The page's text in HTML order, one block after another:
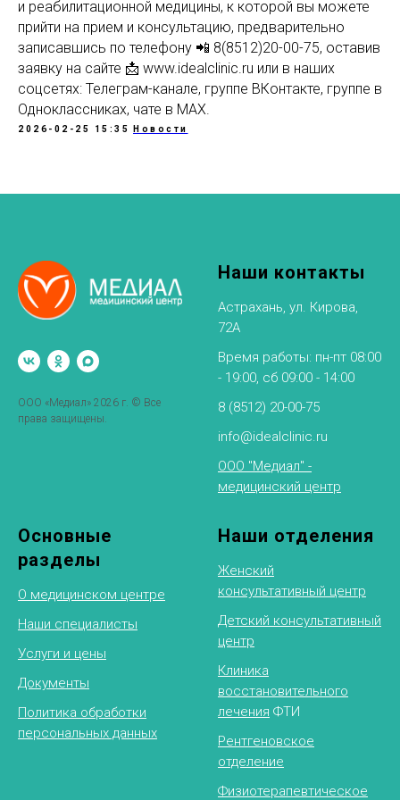
и реабилитационной медицины, к которой вы можете
прийти на прием и консультацию, предварительно
записавшись по телефону 📲 8(8512)20-00-75, оставив
заявку на сайте 📩 www.idealclinic.ru или в наших
соцсетях: Телеграм-канале, группе ВКонтакте, группе в
Одноклассниках, чате в МАХ.
2026-02-25 15:35 Новости
ООО «Медиал» 2026 г. © Все
права защищены.
Наши контакты
Астрахань, ул. Кирова,
72А
Время работы: пн-пт 08:00
- 19:00, сб 09:00 - 14:00
8 (8512) 20-00-75
info@idealclinic.ru
ООО "Медиал" -
медицинский центр
Основные
разделы
О медицинском центре
Наши специалисты
Услуги и цены
Документы
Политика обработки
персональных данных
Наши отделения
Женский
консультативный центр
Детский консультативный
центр
Клиника
восстановительного
лечения ФТИ
Рентгеновское
отделение
Физиотерапевтическое